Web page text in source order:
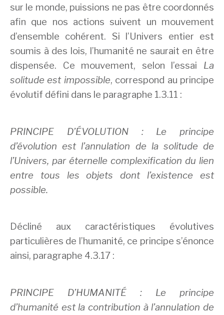
sur le monde, puissions ne pas être coordonnés
afin que nos actions suivent un mouvement
d’ensemble cohérent. Si l’Univers entier est
soumis à des lois, l’humanité ne saurait en être
dispensée. Ce mouvement, selon l’essai La
solitude est impossible, correspond au principe
évolutif défini dans le paragraphe 1.3.11 :
PRINCIPE D’ÉVOLUTION : Le principe
d’évolution est l’annulation de la solitude de
l’Univers, par éternelle complexification du lien
entre tous les objets dont l’existence est
possible.
Décliné aux caractéristiques évolutives
particulières de l’humanité, ce principe s’énonce
ainsi, paragraphe 4.3.17 :
PRINCIPE D’HUMANITÉ : Le principe
d’humanité est la contribution à l’annulation de